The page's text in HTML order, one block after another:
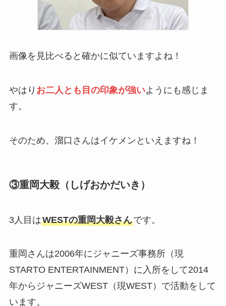
画像を見比べると確かに似ていますよね！
やはり お二人とも目の印象が強いようにも感じま
す。
そのため、溜口さんはイケメンといえますね！
③重岡大毅（しげおかだいき）
3人目はWESTの重岡大毅さんです。
重岡さんは2006年にジャニーズ事務所（現
STARTO ENTERTAINMENT）に入所をして2014
年からジャニーズWEST（現WEST）で活動をして
います。